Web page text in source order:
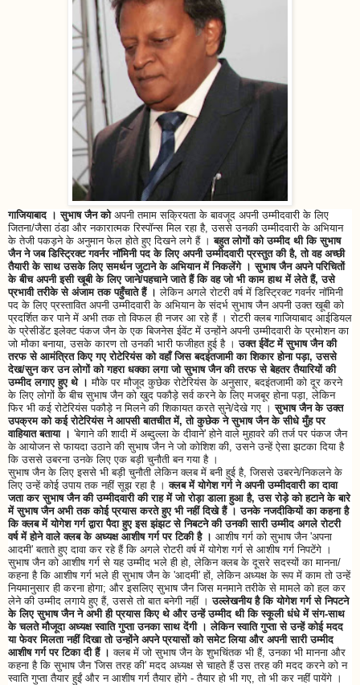
गाजियाबाद । सुभाष जैन को अपनी तमाम सक्रियता के बावजूद अपनी उम्मीदवारी के लिए
जितना/जैसा ठंडा और नकारात्मक रिस्पॉन्स मिल रहा है, उससे उनकी उम्मीदवारी के अभियान
के तेजी पकड़ने के अनुमान फेल होते हुए दिखने लगे हैं ।बहुत लोगों को उम्मीद थी कि सुभाष
जैन ने जब डिस्ट्रिक्ट गवर्नर नॉमिनी पद के लिए अपनी उम्मीदवारी प्रस्तुत की है, तो वह अच्छी
तैयारी के साथ उसके लिए समर्थन जुटाने के अभियान में निकलेंगे । सुभाष जैन अपने परिचितों
के बीच अपनी इसी खूबी के लिए जाने/पहचाने जाते हैं कि वह जो भी काम हाथ में लेते हैं, उसे
प्रभावी तरीके से अंजाम तक पहुँचाते हैं । लेकिन अगले रोटरी वर्ष में डिस्ट्रिक्ट गवर्नर नॉमिनी
पद के लिए प्रस्तावित अपनी उम्मीदवारी के अभियान के संदर्भ सुभाष जैन अपनी उक्त खूबी को
प्रदर्शित कर पाने में अभी तक तो विफल ही नजर आ रहे हैं । रोटरी क्लब गाजियाबाद आईडियल
के प्रेसीडेंट इलेक्ट पंकज जैन के एक बिजनेस ईवेंट में उन्होंने अपनी उम्मीदवारी के प्रमोशन का
जो मौका बनाया, उसके कारण तो उनकी भारी फजीहत हुई है ।उक्त ईवेंट में सुभाष जैन की
तरफ से आमंत्रित किए गए रोटेरियंस को वहाँ जिस बदइंतजामी का शिकार होना पड़ा, उससे
देख/सुन कर उन लोगों को गहरा धक्का लगा जो सुभाष जैन की तरफ से बेहतर तैयारियों की
उम्मीद लगाए हुए थे । मौके पर मौजूद कुछेक रोटेरियंस के अनुसार, बदइंतजामी को दूर करने
के लिए लोगों के बीच सुभाष जैन को खुद पकौड़े सर्व करने के लिए मजबूर होना पड़ा, लेकिन
फिर भी कई रोटेरियंस पकौड़े न मिलने की शिकायत करते सुने/देखे गए ।सुभाष जैन के उक्त
उपक्रम को कई रोटेरियंस ने आपसी बातचीत में, तो कुछेक ने सुभाष जैन के सीधे मुँह पर
वाहियात बताया । 'बेगाने की शादी में अब्दुल्ला के दीवाने' होने वाले मुहावरे की तर्ज पर पंकज जैन
के आयोजन से फायदा उठाने की सुभाष जैन ने जो कोशिश की, उसने उन्हें ऐसा झटका दिया है
कि उससे उबरना उनके लिए एक बड़ी चुनौती बन गया है ।
सुभाष जैन के लिए इससे भी बड़ी चुनौती लेकिन क्लब में बनी हुई है, जिससे उबरने/निकलने के
लिए उन्हें कोई उपाय तक नहीं सूझ रहा है ।क्लब में योगेश गर्ग ने अपनी उम्मीदवारी का दावा
जता कर सुभाष जैन की उम्मीदवारी की राह में जो रोड़ा डाला हुआ है, उस रोड़े को हटाने के बारे
में सुभाष जैन अभी तक कोई प्रयास करते हुए भी नहीं दिखे हैं । उनके नजदीकियों का कहना है
कि क्लब में योगेश गर्ग द्वारा पैदा हुए इस झंझट से निबटने की उनकी सारी उम्मीद अगले रोटरी
वर्ष में होने वाले क्लब के अध्यक्ष आशीष गर्ग पर टिकी है । आशीष गर्ग को सुभाष जैन 'अपना
आदमी' बताते हुए दावा कर रहे हैं कि अगले रोटरी वर्ष में योगेश गर्ग से आशीष गर्ग निपटेंगे ।
सुभाष जैन को आशीष गर्ग से यह उम्मीद भले ही हो, लेकिन क्लब के दूसरे सदस्यों का मानना/
कहना है कि आशीष गर्ग भले ही सुभाष जैन के 'आदमी' हों, लेकिन अध्यक्ष के रूप में काम तो उन्हें
नियमानुसार ही करना होगा; और इसलिए सुभाष जैन जिस मनमाने तरीके से मामले को हल कर
लेने की उम्मीद लगाये हुए हैं, उससे तो बात बनेगी नहीं ।उल्लेखनीय है कि योगेश गर्ग से निपटने
के लिए सुभाष जैन ने अभी ही प्रयास किए थे और उन्हें उम्मीद थी कि स्कूली धंधे में संग-साथ
के चलते मौजूदा अध्यक्ष स्वाति गुप्ता उनका साथ देंगी । लेकिन स्वाति गुप्ता से उन्हें कोई मदद
या फेवर मिलता नहीं दिखा तो उन्होंने अपने प्रयासों को समेट लिया और अपनी सारी उम्मीद
आशीष गर्ग पर टिका दी हैं । क्लब में जो सुभाष जैन के शुभचिंतक भी हैं, उनका भी मानना और
कहना है कि सुभाष जैन 'जिस तरह की' मदद अध्यक्ष से चाहते हैं उस तरह की मदद करने को न
स्वाति गुप्ता तैयार हुईं और न आशीष गर्ग तैयार होंगे - तैयार हो भी गए, तो भी कर नहीं पायेंगे ।